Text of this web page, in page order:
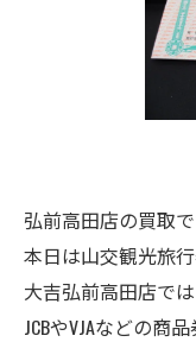
弘前高田店の買取で
本日は山交観光旅
大吉弘前高田店で
JCBやVJAなどの商